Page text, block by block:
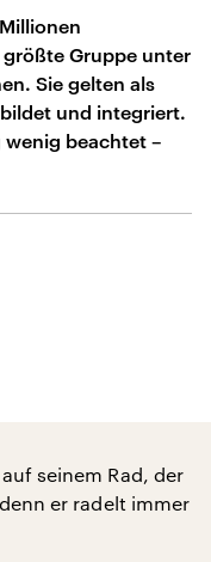
Gruppe unter
Sie gelten als
und integriert.
beachtet –
seinem Rad, der
er radelt immer